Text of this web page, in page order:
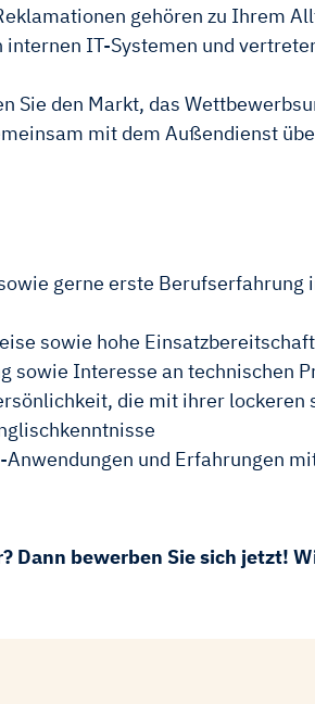
gehören zu Ihrem
IT-Systemen und
Sie den Markt, das
mit dem Außendienst
gerne erste
sowie hohe Einsatzbereitschaft
sowie Interesse an technischen
die mit ihrer lockeren
und Erfahrungen
Dann bewerben Sie sich jetzt!